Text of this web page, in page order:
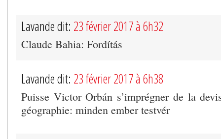
Lavande dit: 23 février 2017 à 6h32
Claude Bahia: Fordítás
Lavande dit: 23 février 2017 à 6h38
Puisse Victor Orbán s’imprégner de la
géographie: minden ember testvér